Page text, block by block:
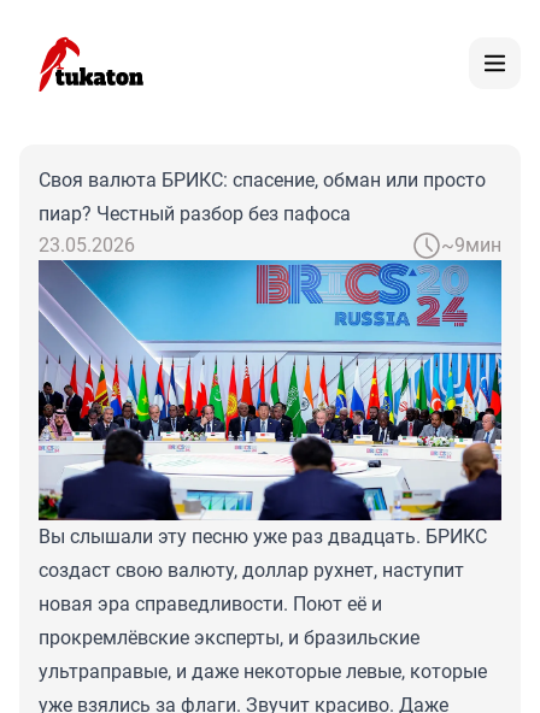
Своя валюта БРИКС: спасение, обман или просто
пиар? Честный разбор без пафоса
23.05.2026
~9мин
Вы слышали эту песню уже раз двадцать. БРИКС
создаст свою валюту, доллар рухнет, наступит
новая эра справедливости. Поют её и
прокремлёвские эксперты, и бразильские
ультраправые, и даже некоторые левые, которые
уже взялись за флаги. Звучит красиво. Даже